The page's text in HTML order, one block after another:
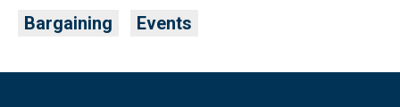
Bargaining Events